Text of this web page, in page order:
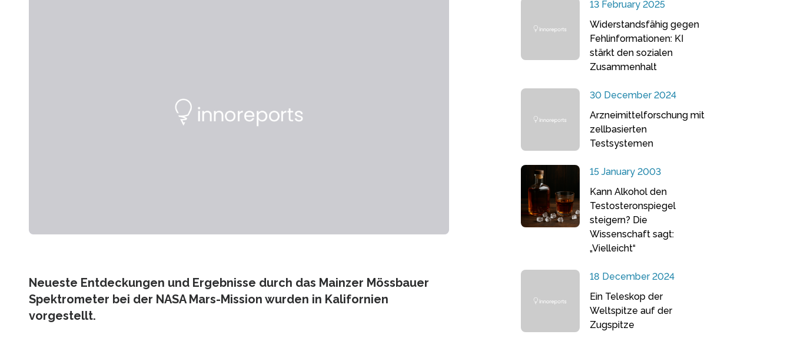
Neueste Entdeckungen und Ergebnisse durch das Mainzer Mössbauer
Spektrometer bei der NASA Mars-Mission wurden in Kalifornien
vorgestellt.
13 February 2025
Widerstandsfähig gegen
Fehlinformationen: KI
stärkt den sozialen
Zusammenhalt
30 December 2024
Arzneimittelforschung mit
zellbasierten
Testsystemen
15 January 2003
Kann Alkohol den
Testosteronspiegel
steigern? Die
Wissenschaft sagt:
„Vielleicht“
18 December 2024
Ein Teleskop der
Weltspitze auf der
Zugspitze